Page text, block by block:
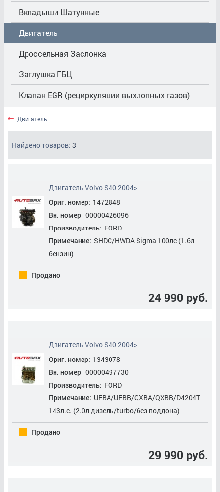
Вкладыши Шатунные
Двигатель
Дроссельная Заслонка
Заглушка ГБЦ
Клапан EGR (рециркуляции выхлопных газов)
Клапан Впускной
Коллектор Впускной
Корпус Воздушного Фильтра
Корпус/Кронштейн Маслянного Фильтра
Крышка ГРМ
Насос Маслянный
Прокладка
Прокладка Клапанной Крышки
Ремень ГРМ
Ремень Приводной
Ролик Дополнительный Приводного Ремня
Ролик Натяжитель Приводного Ремня
Двигатель
Найдено товаров: 3
Двигатель Volvo S40 2004>
Ориг. номер: 1472848
Вн. номер: 00000426096
Производитель: FORD
Примечание: SHDC/HWDA Sigma 100лc (1.6л
бензин)
24 990 руб.
Продано
Двигатель Volvo S40 2004>
Ориг. номер: 1343078
Вн. номер: 00000497730
Производитель: FORD
Примечание: UFBA/UFBB/QXBA/QXBB/D4204T
143л.с. (2.0л дизель/turbo/без поддона)
29 990 руб.
Продано